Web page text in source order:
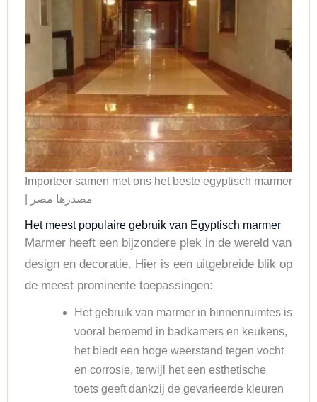
Importeer samen met ons het beste egyptisch marmer
| مصدرها مصر
Het meest populaire gebruik van Egyptisch marmer
Marmer heeft een bijzondere plek in de wereld van
design en decoratie. Hier is een uitgebreide blik op
de meest prominente toepassingen:
Het gebruik van marmer in binnenruimtes is
vooral beroemd in badkamers en keukens,
het biedt een hoge weerstand tegen vocht
en corrosie, terwijl het een esthetische
toets geeft dankzij de gevarieerde kleuren